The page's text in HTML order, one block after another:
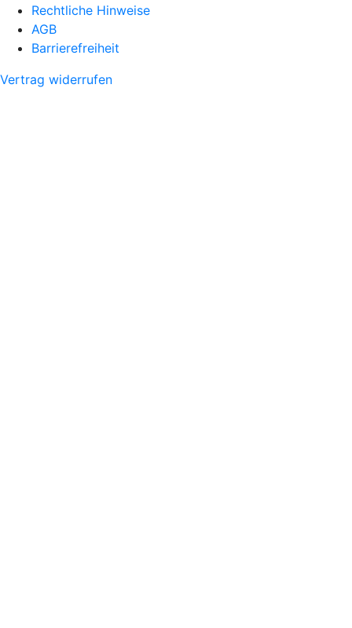
Rechtliche Hinweise
AGB
Barrierefreiheit
Vertrag widerrufen